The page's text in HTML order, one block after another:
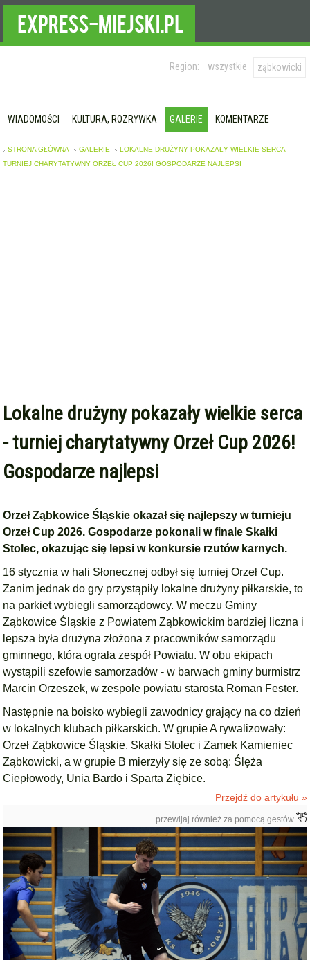
Region: wszystkie ząbkowicki
WIADOMOŚCI KULTURA, ROZRYWKA GALERIE KOMENTARZE
STRONA GŁÓWNA GALERIE
LOKALNE DRUŻYNY POKAZAŁY WIELKIE SERCA -
TURNIEJ CHARYTATYWNY ORZEŁ CUP 2026! GOSPODARZE NAJLEPSI
Lokalne drużyny pokazały wielkie serca
- turniej charytatywny Orzeł Cup 2026!
Gospodarze najlepsi
Orzeł Ząbkowice Śląskie okazał się najlepszy w turnieju
Orzeł Cup 2026. Gospodarze pokonali w finale Skałki
Stolec, okazując się lepsi w konkursie rzutów karnych.
16 stycznia w hali Słonecznej odbył się turniej Orzeł Cup.
Zanim jednak do gry przystąpiły lokalne drużyny piłkarskie, to
na parkiet wybiegli samorządowcy. W meczu Gminy
Ząbkowice Śląskie z Powiatem Ząbkowickim bardziej liczna i
lepsza była drużyna złożona z pracowników samorządu
gminnego, która ograła zespół Powiatu. W obu ekipach
wystąpili szefowie samorzadów - w barwach gminy burmistrz
Marcin Orzeszek, w zespole powiatu starosta Roman Fester.
Następnie na boisko wybiegli zawodnicy grający na co dzień
w lokalnych klubach piłkarskich. W grupie A rywalizowały:
Orzeł Ząbkowice Śląskie, Skałki Stolec i Zamek Kamieniec
Ząbkowicki, a w grupie B mierzyły się ze sobą: Ślęża
Ciepłowody, Unia Bardo i Sparta Ziębice.
Przejdź do artykułu »
przewijaj również za pomocą gestów